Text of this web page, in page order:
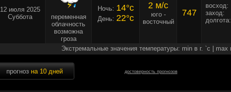
12 июля 2025
Суббота
переменная
облачность
возможна
гроза
Ночь: 14°c
День: 22°c
2 м/c
юго -
восточный
747
восход:
заход:
долгота:
Экстремальные значения температуры: min в г. `c | max
прогноз на 10 дней достоверность прогнозов